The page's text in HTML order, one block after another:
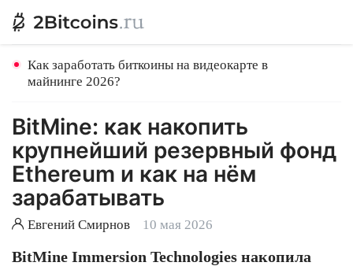
Как заработать биткоины на видеокарте в
майнинге 2026?
BitMine: как накопить
крупнейший резервный фонд
Ethereum и как на нём
зарабатывать
Евгений Смирнов 10 мая 2026
BitMine Immersion Technologies накопила